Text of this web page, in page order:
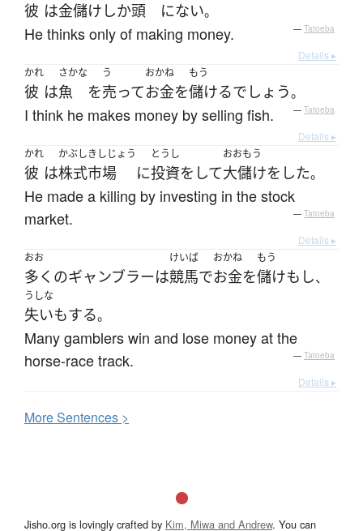
彼 は金儲け しか頭 にない。
He thinks only of making money. — Tatoeba
Details ▸
かれ
彼 は
さかな
魚 を
う
売って
おかね
お金を
もう
儲けるでしょう。
I think he makes money by selling fish. — Tatoeba
Details ▸
かれ
彼 は
かぶしきしじょう
株式市場 に
とうし
投資を して
おおもう
大儲けを した。
He made a killing by investing in the stock
market.
— Tatoeba
Details ▸
おお
多く のギャンブラーは
けいば
競馬で
おかね
お金を
もう
儲けも し、
うしな
失いもする。
Many gamblers win and lose money at the
horse-race track.
— Tatoeba
Details ▸
MoreSentences >
Jisho.org is lovingly crafted by Kim, Miwa and Andrew. You can